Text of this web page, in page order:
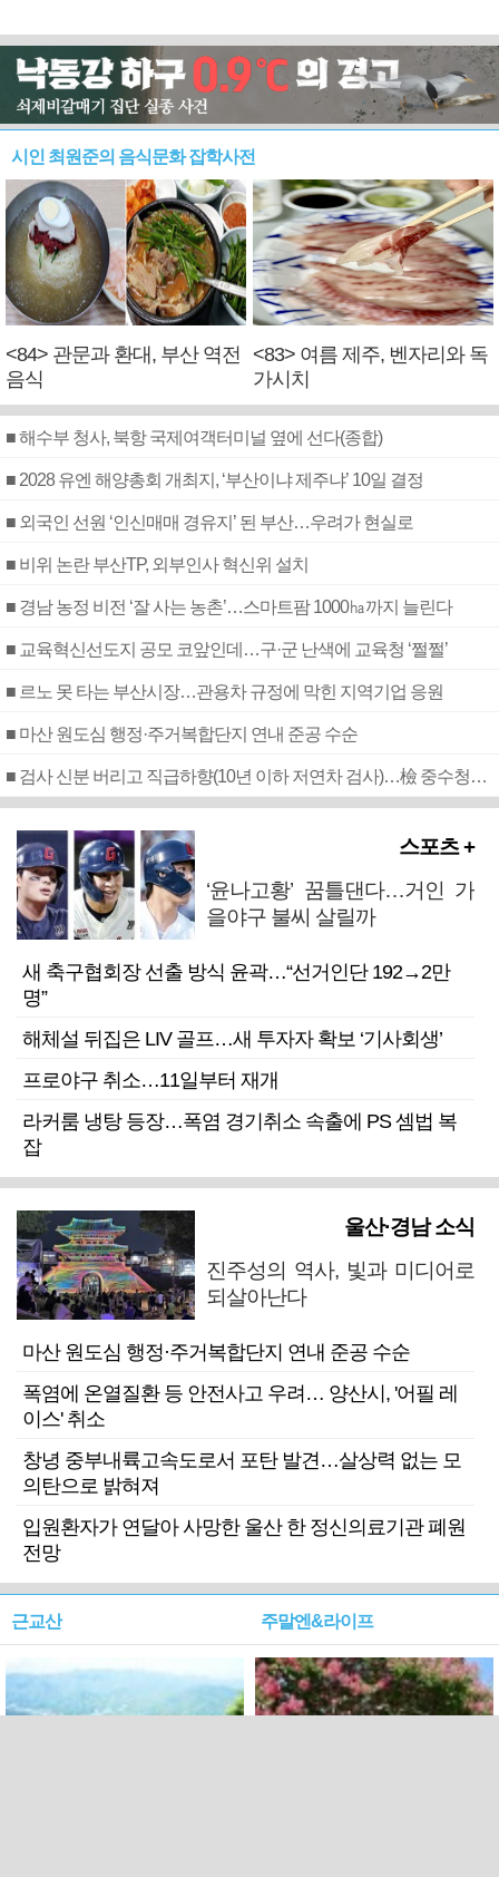
시인 최원준의 음식문화 잡학사전
<84> 관문과 환대, 부산 역전
음식
<83> 여름 제주, 벤자리와 독
가시치
■ 해수부 청사, 북항 국제여객터미널 옆에 선다(종합)
■ 2028 유엔 해양총회 개최지, ‘부산이냐 제주냐’ 10일 결정
■ 외국인 선원 ‘인신매매 경유지’ 된 부산…우려가 현실로
■ 비위 논란 부산TP, 외부인사 혁신위 설치
■ 경남 농정 비전 ‘잘 사는 농촌’…스마트팜 1000㏊까지 늘린다
■ 교육혁신선도지 공모 코앞인데…구·군 난색에 교육청 ‘쩔쩔’
■ 르노 못 타는 부산시장…관용차 규정에 막힌 지역기업 응원
■ 마산 원도심 행정·주거복합단지 연내 준공 수순
■ 검사 신분 버리고 직급하향(10년 이하 저연차 검사)…檢 중수청행 기피
스포츠 +
‘윤나고황’ 꿈틀댄다…거인 가
을야구 불씨 살릴까
새 축구협회장 선출 방식 윤곽…“선거인단 192→2만
명”
해체설 뒤집은 LIV 골프…새 투자자 확보 ‘기사회생’
프로야구 취소…11일부터 재개
라커룸 냉탕 등장…폭염 경기취소 속출에 PS 셈법 복
잡
울산·경남 소식
진주성의 역사, 빛과 미디어로
되살아난다
마산 원도심 행정·주거복합단지 연내 준공 수순
폭염에 온열질환 등 안전사고 우려… 양산시, '어필 레
이스' 취소
창녕 중부내륙고속도로서 포탄 발견…살상력 없는 모
의탄으로 밝혀져
입원환자가 연달아 사망한 울산 한 정신의료기관 폐원
전망
근교산 주말엔&라이프